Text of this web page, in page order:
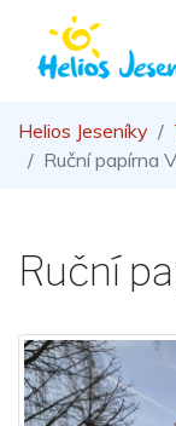
Helios Jeseníky
Ruční papírna
Ruční